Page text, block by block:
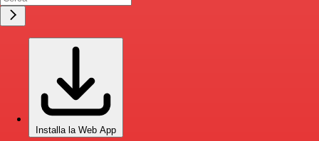
Installa la Web App